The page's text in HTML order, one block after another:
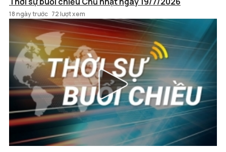
18 ngày trước 72 lượt xem